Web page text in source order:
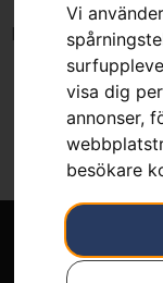
Vi
visa dig
annonser,
besökare
Inga resultat.
Välkommen till
Ett komplett